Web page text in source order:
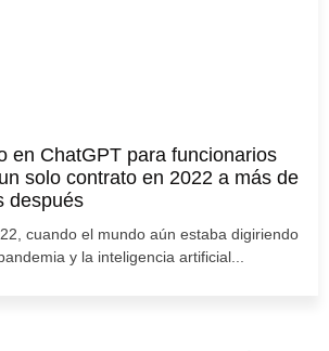
en ChatGPT para funcionarios
solo contrato en 2022 a más de
después
cuando el mundo aún estaba digiriendo
y la inteligencia artificial...